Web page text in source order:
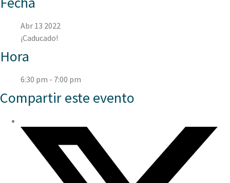
Abr 13 2022
¡Caducado!
Hora
6:30 pm - 7:00 pm
Compartir este evento